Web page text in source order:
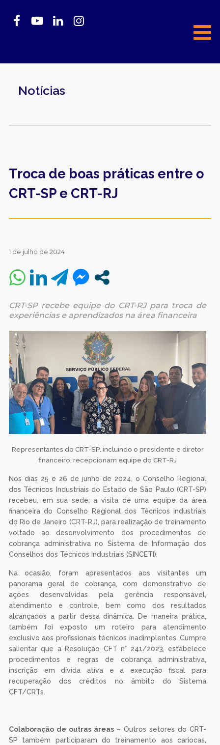
Notícias
Troca de boas práticas entre o
CRT-SP e CRT-RJ
1 de julho de 2024
CRT-SP recebe equipe do CRT-RJ para troca de
experiências e aprendizados na área financeira
Representantes do CRT-SP, incluindo o presidente e diretor
financeiro, recepcionam equipe do CRT-RJ
Nos dias 25 e 26 de junho de 2024, o Conselho Regional
dos Técnicos Industriais do Estado de São Paulo (CRT-SP)
recebeu, em sua sede, a visita de uma equipe da área
financeira do Conselho Regional dos Técnicos Industriais
do Rio de Janeiro (CRT-RJ), para realização de treinamento
voltado ao desenvolvimento dos procedimentos de
cobrança administrativa no Sistema de Informação dos
Conselhos dos Técnicos Industriais (SINCETI).
Na ocasião, foram apresentados aos visitantes um
panorama geral de cobrança, com demonstrativo de
ações desenvolvidas pela gerência responsável,
atendimento e controle, bem como dos resultados
alcançados a partir dessa dinâmica. De maneira prática,
também foi exposto um roteiro para atendimento
exclusivo aos profissionais técnicos inadimplentes. Cumpre
salientar que a Resolução CFT n° 241/2023, estabelece
procedimentos e regras de cobrança administrativa,
inscrição em dívida ativa e a execução fiscal para
recuperação dos créditos no âmbito do Sistema
CFT/CRTs.
Colaboração de outras áreas – Outros setores do CRT-
SP também participaram do treinamento aos cariocas,